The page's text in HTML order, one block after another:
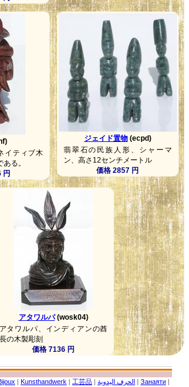
イティブ木
る。
円
ジェイド置物(ecpd)
翡翠石の民族人形、シャーマ
ン、高さ12センチメートル
価格 2857 円
アタワルパ(wosk04)
アタワルパ、インディアンの酋
長の木製彫刻
価格 7136 円
| Kunsthandwerk | 工芸品 | الحرف اليدوية | Занаяти |